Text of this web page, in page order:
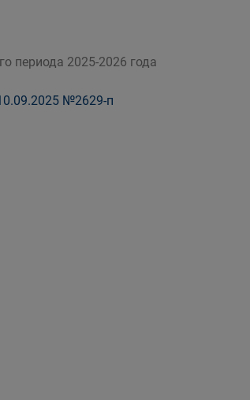
периода 2025-2026 года
№2629-п